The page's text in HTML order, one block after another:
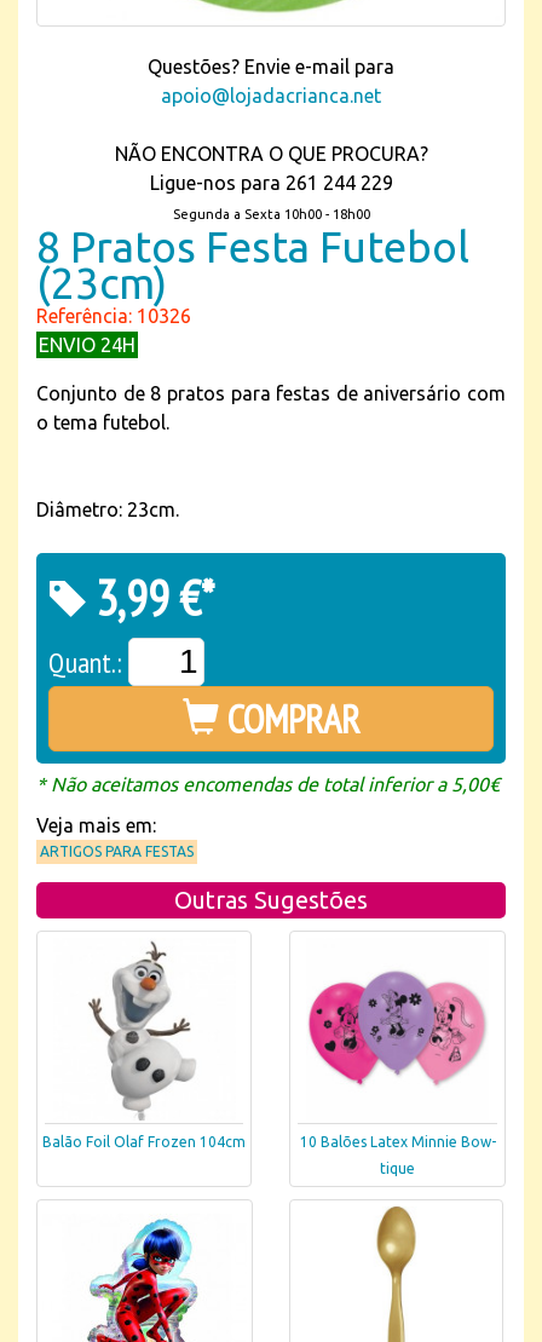
Questões? Envie e-mail para
apoio@lojadacrianca.net
NÃO ENCONTRA O QUE PROCURA?
Ligue-nos para 261 244 229
Segunda a Sexta 10h00 - 18h00
8 Pratos Festa Futebol
(23cm)
Referência: 10326
ENVIO 24H
Conjunto de 8 pratos para festas de aniversário com
o tema futebol.
Diâmetro: 23cm.
3,99 €*
Quant.:
COMPRAR
* Não aceitamos encomendas de total inferior a 5,00€
Veja mais em:
ARTIGOS PARA FESTAS
Outras Sugestões
Balão Foil Olaf Frozen 104cm
10 Balões Latex Minnie Bow-
tique